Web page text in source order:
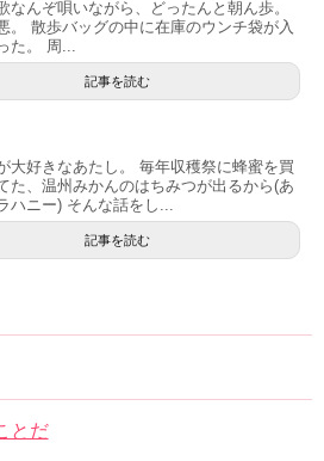
なんぞ唄いながら、どったんと朝ん歩。
。 散歩バッグの中に在庫のウンチ袋が入
た。 周...
記事を読む
大好きなあたし。 毎年収穫祭に蜂蜜を買
た、温州みかんのはちみつが出るから(あ
ハニー) そんな話をし...
記事を読む
とだ